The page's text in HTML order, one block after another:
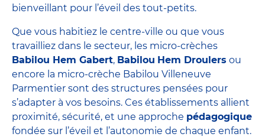
bienveillant pour l’éveil des tout-petits.
Que vous habitiez le centre-ville ou que vous
travailliez dans le secteur, les micro-crèches
Babilou Hem Gabert, Babilou Hem Droulers ou
encore la micro-crèche Babilou Villeneuve
Parmentier sont des structures pensées pour
s’adapter à vos besoins. Ces établissements allient
proximité, sécurité, et une approche pédagogique
fondée sur l’éveil et l’autonomie de chaque enfant.